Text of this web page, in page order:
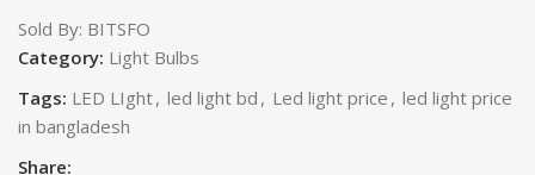
Sold By: BITSFO
Category: Light Bulbs
Tags: LED LIght, led light bd , Led light price , led light price
in bangladesh
Share: